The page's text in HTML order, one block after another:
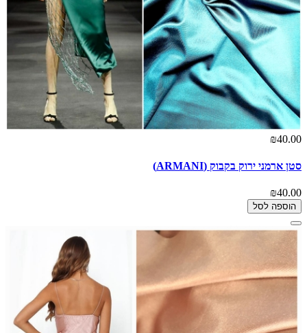
₪40.00
סטן ארמני ירוק בקבוק (ARMANI)
₪40.00
הוספה לסל